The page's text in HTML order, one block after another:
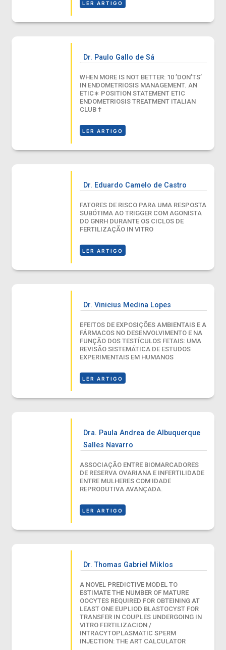
LER ARTIGO
Dr. Paulo Gallo de Sá
WHEN MORE IS NOT BETTER: 10 ’DON’TS’
IN ENDOMETRIOSIS MANAGEMENT. AN
ETIC∗ POSITION STATEMENT ETIC
ENDOMETRIOSIS TREATMENT ITALIAN
CLUB †
LER ARTIGO
Dr. Eduardo Camelo de Castro
FATORES DE RISCO PARA UMA RESPOSTA
SUBÓTIMA AO TRIGGER COM AGONISTA
DO GNRH DURANTE OS CICLOS DE
FERTILIZAÇÃO IN VITRO
LER ARTIGO
Dr. Vinicius Medina Lopes
EFEITOS DE EXPOSIÇÕES AMBIENTAIS E A
FÁRMACOS NO DESENVOLVIMENTO E NA
FUNÇÃO DOS TESTÍCULOS FETAIS: UMA
REVISÃO SISTEMÁTICA DE ESTUDOS
EXPERIMENTAIS EM HUMANOS
LER ARTIGO
Dra. Paula Andrea de Albuquerque
Salles Navarro
ASSOCIAÇÃO ENTRE BIOMARCADORES
DE RESERVA OVARIANA E INFERTILIDADE
ENTRE MULHERES COM IDADE
REPRODUTIVA AVANÇADA.
LER ARTIGO
Dr. Thomas Gabriel Miklos
A NOVEL PREDICTIVE MODEL TO
ESTIMATE THE NUMBER OF MATURE
OOCYTES REQUIRED FOR OBTEINING AT
LEAST ONE EUPLIOD BLASTOCYST FOR
TRANSFER IN COUPLES UNDERGOING IN
VITRO FERTILIZACION /
INTRACYTOPLASMATIC SPERM
INJECTION: THE ART CALCULATOR